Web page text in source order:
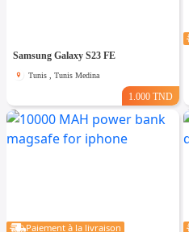
Samsung Galaxy S23 FE
Tunis , Tunis Medina
1.000 TND
Paiement à la livraison